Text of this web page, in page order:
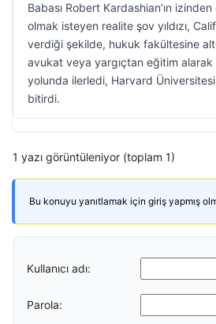
Babası Robert Kardashian’ın
olmak isteyen realite şov yıldızı,
verdiği şekilde, hukuk fakültesine
avukat veya yargıçtan eğitim
yolunda ilerledi, Harvard Üniversitesi
bitirdi.
1 yazı görüntüleniyor (toplam 1)
Bu konuyu yanıtlamak için giriş yapmış
Kullanıcı adı:
Parola: